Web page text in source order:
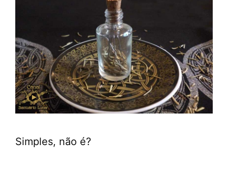
Simples, não é?